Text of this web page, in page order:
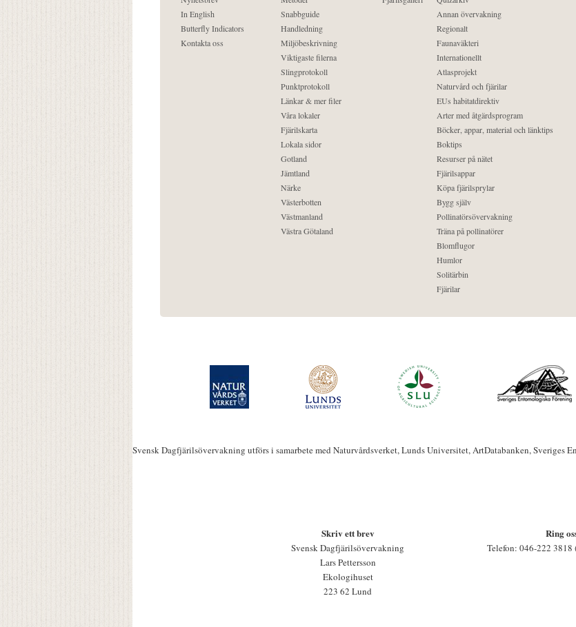
In English
Butterfly Indicators
Kontakta oss
Snabbguide
Handledning
Miljöbeskrivning
Viktigaste filerna
Slingprotokoll
Punktprotokoll
Länkar & mer filer
Våra lokaler
Fjärilskarta
Lokala sidor
Gotland
Jämtland
Närke
Västerbotten
Västmanland
Västra Götaland
Annan övervakning
Regionalt
Faunaväkteri
Internationellt
Atlasprojekt
Naturvård och fjärilar
EUs habitatdirektiv
Arter med åtgärdsprogram
Böcker, appar, material och länktips
Boktips
Resurser på nätet
Fjärilsappar
Köpa fjärilsprylar
Bygg själv
Pollinatörsövervakning
Träna på pollinatörer
Blomflugor
Humlor
Solitärbin
Fjärilar
Svensk Dagfjärilsövervakning utförs i samarbete med Naturvårdsverket, Lunds Universitet, ArtDatabanken, Sveriges
Skriv ett brev
Svensk Dagfjärilsövervakning
Lars Pettersson
Ekologihuset
223 62 Lund
Ring
Telefon: 046-222 3818